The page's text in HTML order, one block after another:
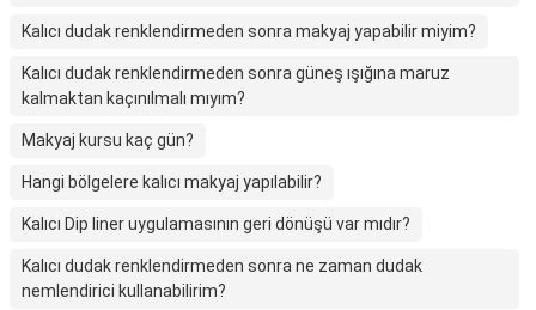
Kalıcı dudak renklendirmeden sonra makyaj yapabilir miyim?
Kalıcı dudak renklendirmeden sonra güneş ışığına maruz
kalmaktan kaçınılmalı mıyım?
Makyaj kursu kaç gün?
Hangi bölgelere kalıcı makyaj yapılabilir?
Kalıcı Dip liner uygulamasının geri dönüşü var mıdır?
Kalıcı dudak renklendirmeden sonra ne zaman dudak
nemlendirici kullanabilirim?